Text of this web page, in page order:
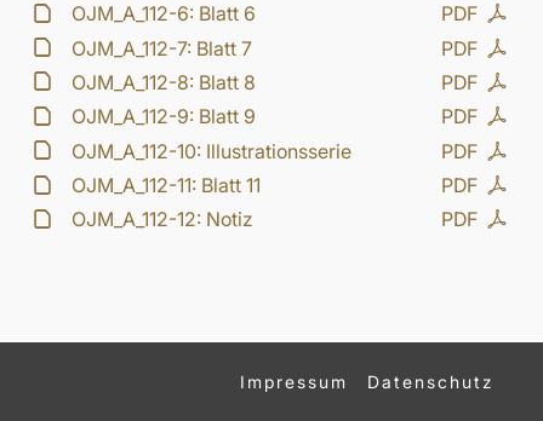
PDF
OJM_A_112-6: Blatt 6
PDF
OJM_A_112-7: Blatt 7
PDF
OJM_A_112-8: Blatt 8
PDF
OJM_A_112-9: Blatt 9
PDF
OJM_A_112-10: Illustrationsserie
PDF
OJM_A_112-11: Blatt 11
PDF
OJM_A_112-12: Notiz
Impressum Datenschutz